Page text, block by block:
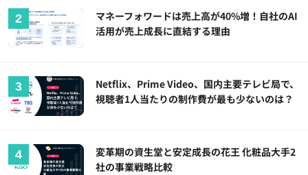
マネーフォワードは売上高が40%増！自社のAI
活用が売上成長に直結する理由
Netflix、Prime Video、国内主要テレビ局で、
視聴者1人当たりの制作費が最も少ないのは？
変革期の資生堂と安定成長の花王 化粧品大手2
社の事業戦略比較